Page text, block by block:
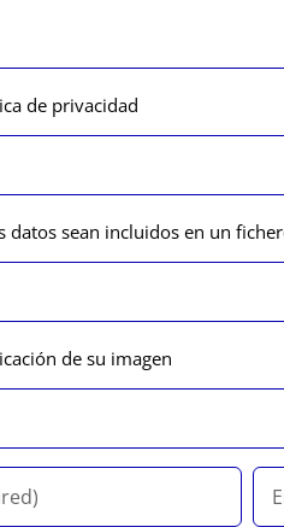
de privacidad
datos sean incluidos en un
de su imagen